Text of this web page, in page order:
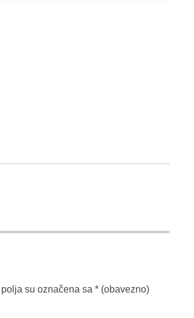
su označena sa * (obavezno)